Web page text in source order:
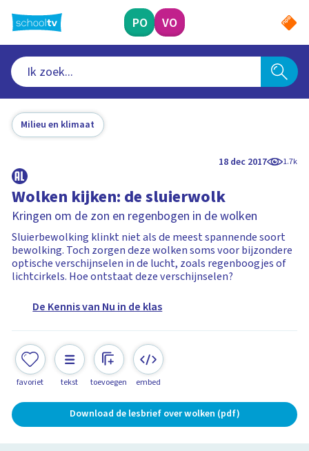
naar
hoofdinhoud
PO VO
Milieu en klimaat
18 dec 2017 1.7k
Wolken kijken: de sluierwolk
Kringen om de zon en regenbogen in de wolken
Sluierbewolking klinkt niet als de meest spannende soort
bewolking. Toch zorgen deze wolken soms voor bijzondere
optische verschijnselen in de lucht, zoals regenboogjes of
lichtcirkels. Hoe ontstaat deze verschijnselen?
De Kennis van Nu in de klas
favoriet tekst toevoegen embed
Download de lesbrief over wolken (pdf)